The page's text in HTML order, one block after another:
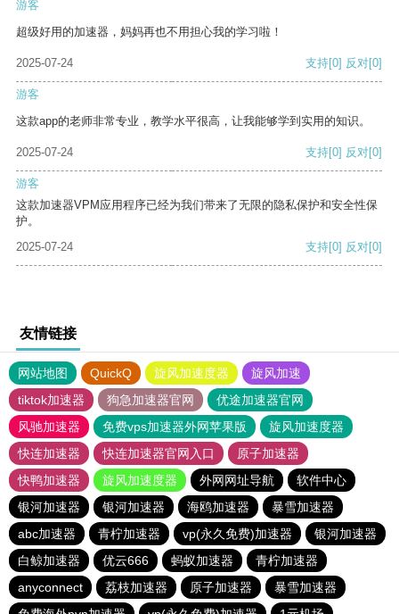
游客
超级好用的加速器，妈妈再也不用担心我的学习啦！
2025-07-24 支持[0] 反对[0]
游客
这款app的老师非常专业，教学水平很高，让我能够学到实用的知识。
2025-07-24 支持[0] 反对[0]
游客
这款加速器VPM应用程序已经为我们带来了无限的隐私保护和安全性保
护。
2025-07-24
支持[0] 反对[0]
友情链接
网站地图 QuickQ 旋风加速度器
旋风加速
tiktok加速器
狗急加速器官网
优途加速器官网
风驰加速器
免费vps加速器外网苹果版
旋风加速度器
快连加速器
快连加速器官网入口
原子加速器
快鸭加速器
旋风加速度器 外网网址导航
软件中心
银河加速器
银河加速器 海鸥加速器
暴雪加速器
abc加速器
青柠加速器 vp(永久免费)加速器
银河加速器
白鲸加速器
优云666 蚂蚁加速器
青柠加速器
anyconnect
荔枝加速器 原子加速器
暴雪加速器